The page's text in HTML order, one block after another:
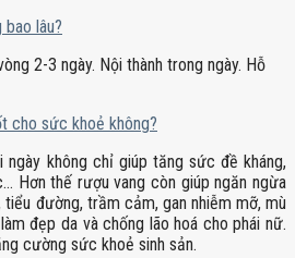
lâu?
2-3 ngày. Nội thành trong ngày. Hỗ
cho sức khoẻ không?
không chỉ giúp tăng sức đề kháng,
Hơn thế rượu vang còn giúp ngăn ngừa
đường, trầm cảm, gan nhiễm mỡ, mù
đẹp da và chống lão hoá cho phái nữ.
cường sức khoẻ sinh sản.